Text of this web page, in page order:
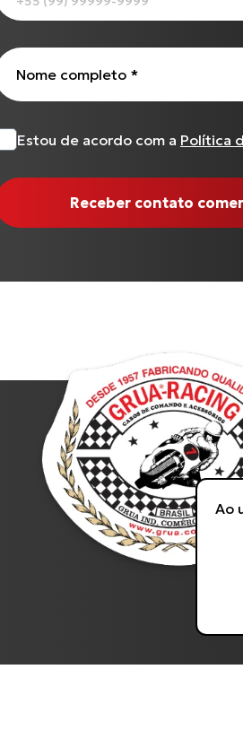
Nome completo *
Estou de acordo com a Política
Receber contato
Ao